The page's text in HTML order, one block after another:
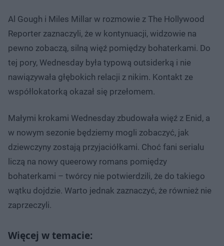
Al Gough i Miles Millar w rozmowie z The Hollywood
Reporter zaznaczyli, że w kontynuacji, widzowie na
pewno zobaczą, silną więź pomiędzy bohaterkami. Do
tej pory, Wednesday była typową outsiderką i nie
nawiązywała głębokich relacji z nikim. Kontakt ze
współlokatorką okazał się przełomem.
Małymi krokami Wednesday zbudowała więź z Enid, a
w nowym sezonie będziemy mogli zobaczyć, jak
dziewczyny zostają przyjaciółkami. Choć fani serialu
liczą na nowy queerowy romans pomiędzy
bohaterkami – twórcy nie potwierdzili, że do takiego
wątku dojdzie. Warto jednak zaznaczyć, że również nie
zaprzeczyli.